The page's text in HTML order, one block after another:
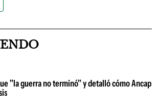
"la guerra no terminó" y detalló cómo Ancap